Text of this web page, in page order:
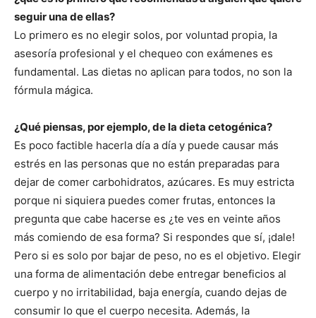
seguir una de ellas?
Lo primero es no elegir solos, por voluntad propia, la
asesoría profesional y el chequeo con exámenes es
fundamental. Las dietas no aplican para todos, no son la
fórmula mágica.
¿Qué piensas, por ejemplo, de la dieta cetogénica?
Es poco factible hacerla día a día y puede causar más
estrés en las personas que no están preparadas para
dejar de comer carbohidratos, azúcares. Es muy estricta
porque ni siquiera puedes comer frutas, entonces la
pregunta que cabe hacerse es ¿te ves en veinte años
más comiendo de esa forma? Si respondes que sí, ¡dale!
Pero si es solo por bajar de peso, no es el objetivo. Elegir
una forma de alimentación debe entregar beneficios al
cuerpo y no irritabilidad, baja energía, cuando dejas de
consumir lo que el cuerpo necesita. Además, la